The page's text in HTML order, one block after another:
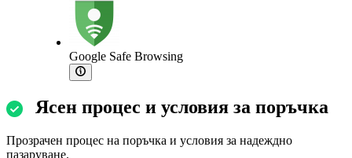
Google Safe Browsing
Ясен процес и условия за поръчка
Прозрачен процес на поръчка и условия за надеждно
пазаруване.